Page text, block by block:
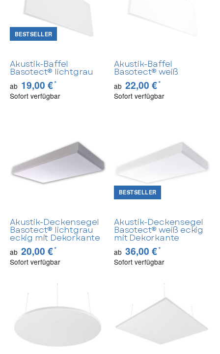
BESTSELLER
Akustik-Baffel
Basotect® lichtgrau
ab 19,00 €*
Sofort verfügbar
Akustik-Baffel
Basotect® weiß
ab 22,00 €*
Sofort verfügbar
Akustik-Deckensegel
Basotect® lichtgrau
eckig mit Dekorkante
ab 20,00 €*
Sofort verfügbar
BESTSELLER
Akustik-Deckensegel
Basotect® weiß eckig
mit Dekorkante
ab 36,00 €*
Sofort verfügbar